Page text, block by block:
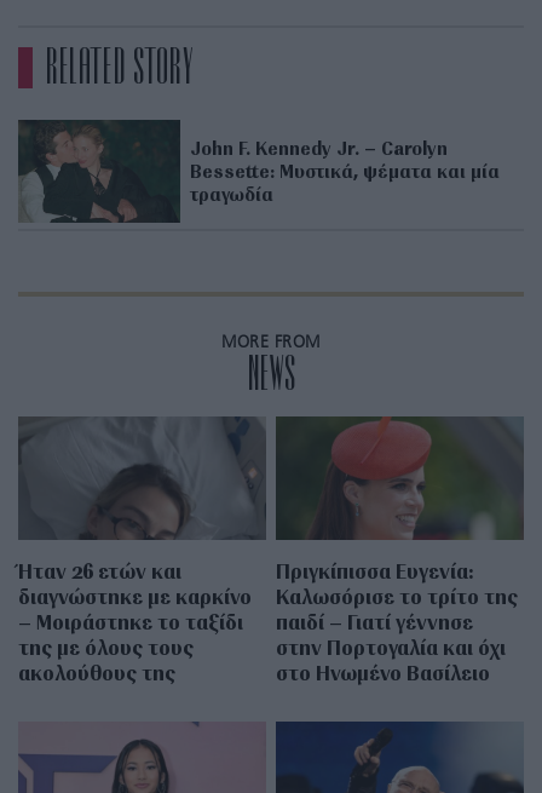
RELATED STORY
John F. Kennedy Jr. – Carolyn
Bessette: Μυστικά, ψέματα και μία
τραγωδία
MORE FROM
NEWS
Ήταν 26 ετών και
διαγνώστηκε με καρκίνο
– Μοιράστηκε το ταξίδι
της με όλους τους
ακολούθους της
Πριγκίπισσα Ευγενία:
Καλωσόρισε το τρίτο της
παιδί – Γιατί γέννησε
στην Πορτογαλία και όχι
στο Ηνωμένο Βασίλειο